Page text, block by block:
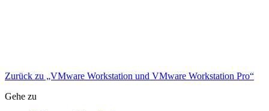
Zurück zu „VMware Workstation und VMware Workstation Pro“
Gehe zu